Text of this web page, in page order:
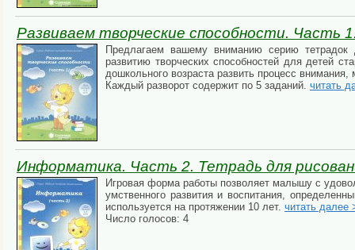
Развиваем творческие способности. Часть
Предлагаем вашему вниманию серию тетрадок
развитию творческих способностей для детей
дошкольного возраста развить процесс
Каждый разворот содержит по 5 заданий. читать
Информатика. Часть 2. Тетрадь для
Игровая форма работы позволяет малышу с
умственного развития и воспитания,
используется на протяжении 10 лет. читать далее
Число голосов: 4